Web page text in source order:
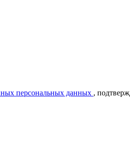
персональных данных ,